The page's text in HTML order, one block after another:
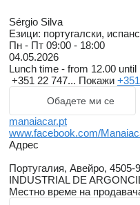
Sérgio Silva
Езици: португалски,
Пн - Пт 09:00 - 18:00
04.05.2026
Lunch time - from 12.00 until
+351 22 747... Покажи
Обадете ми се
manaiacar.pt
www.facebook.com/
Адрес
Португалия, Авейро,
INDUSTRIAL DE
Местно време на